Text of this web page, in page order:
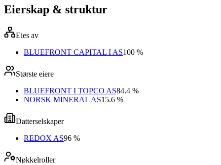
Eierskap & struktur
Eies av
BLUEFRONT CAPITAL I AS100 %
Største eiere
BLUEFRONT I TOPCO AS84.4 %
NORSK MINERAL AS15.6 %
Datterselskaper
REDOX AS96 %
Nøkkelroller